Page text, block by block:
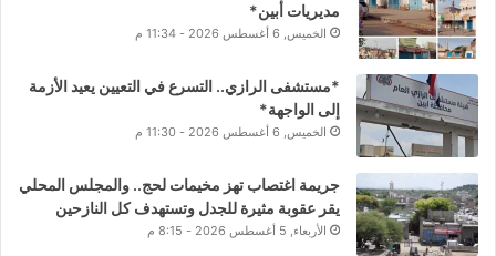
مديريات أبين*
الخميس, 6 أغسطس 2026 - 11:34 م
*مستشفى الرازي.. التسرع في التعيين يعيد الأزمة
إلى الواجهة*
الخميس, 6 أغسطس 2026 - 11:30 م
جريمة اغتصاب تهز مخيمات لحج.. والمجلس المحلي
يقر عقوبة مثيرة للجدل وتستهدف كل النازحين
الأربعاء, 5 أغسطس 2026 - 8:15 م